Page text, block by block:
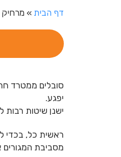
דף הבית »מרחיק
סובלים ממטרד
יפגע.
ישנן שיטות
ראשית כל, בכדי
מסביבת המגורים